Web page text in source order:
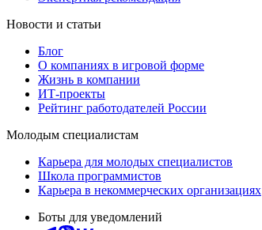
Новости и статьи
Блог
О компаниях в игровой форме
Жизнь в компании
ИТ-проекты
Рейтинг работодателей России
Молодым специалистам
Карьера для молодых специалистов
Школа программистов
Карьера в некоммерческих организациях
Боты для уведомлений